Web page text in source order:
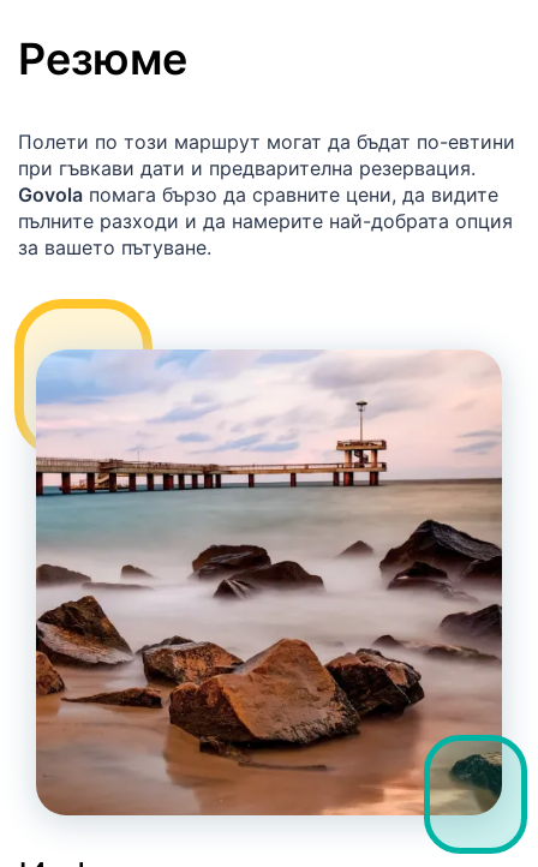
Резюме
Полети по този маршрут могат да бъдат по-евтини
при гъвкави дати и предварителна резервация.
Govola помага бързо да сравните цени, да видите
пълните разходи и да намерите най-добрата опция
за вашето пътуване.